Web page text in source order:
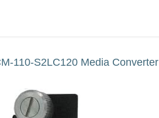
110-S2LC120 Media Converter